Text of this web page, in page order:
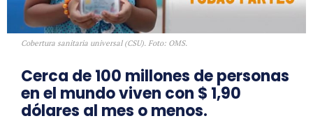
Cobertura sanitaria universal (CSU). Foto: OMS.
Cerca de 100 millones de personas
en el mundo viven con $ 1,90
dólares al mes o menos.